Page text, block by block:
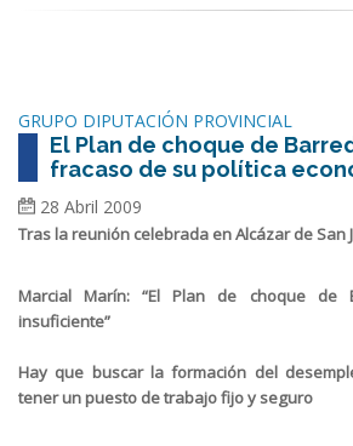
GRUPO DIPUTACIÓN PROVINCIAL
El Plan de choque de
fracaso de su política
28 Abril 2009
Tras la reunión celebrada en Alcázar de San
Marcial Marín: “El Plan de choque de
insuficiente”
Hay que buscar la formación del
tener un puesto de trabajo fijo y seguro